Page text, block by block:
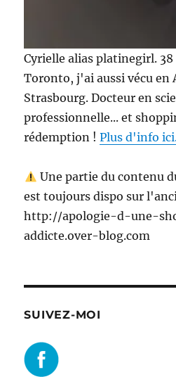
Cyrielle alias platinegirl. 38
Toronto, j'ai aussi vécu en
Strasbourg. Docteur en
professionnelle... et
rédemption !Plus d'info
Une partie du contenu
est toujours dispo sur
http://apologie-d-une-
addicte.over-blog.com
SUIVEZ-MOI